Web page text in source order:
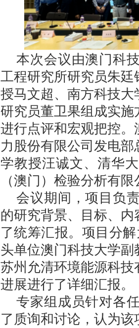
本次会议由澳门科
工程研究所研究员朱
授马文超、南方科技
研究员董卫果组成实
进行点评和宏观把控
力股份有限公司发电
学教授汪诚文、清华
（澳门）检验分析有
会议期间，项目负
的研究背景、目标、
了统筹汇报。项目分
头单位澳门科技大学
苏州允清环境能源科
进展进行了详细汇报。
专家组成员针对各
了质询和讨论，认为